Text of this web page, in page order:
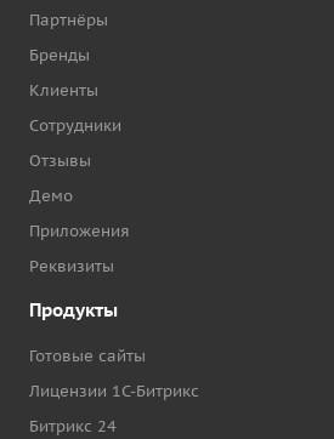
Партнёры
Бренды
Клиенты
Сотрудники
Отзывы
Демо
Приложения
Реквизиты
Продукты
Готовые сайты
Лицензии 1С-Битрикс
Битрикс 24